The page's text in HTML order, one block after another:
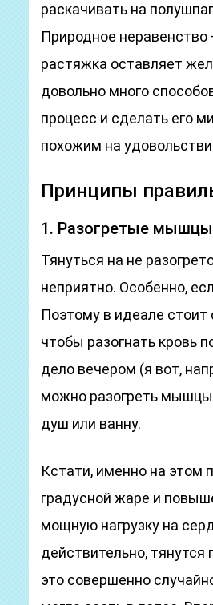
раскачивать на
Природное
растяжка оставляет
довольно много
процесс и сделать его
похожим на
Принципы
1. Разогретые мышцы
Тянуться на не
неприятно. Особенно,
Поэтому в идеале
чтобы разогнать кровь
дело вечером (я вот,
можно разогреть мышцы
душ или ванну.
Кстати, именно на этом
градусной жаре и
мощную нагрузку на
действительно,
это совершенно